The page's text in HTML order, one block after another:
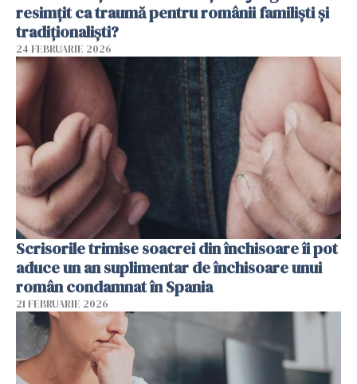
resimțit ca traumă pentru românii familiști și
tradiționaliști?
24 FEBRUARIE 2026
Scrisorile trimise soacrei din închisoare îi pot
aduce un an suplimentar de închisoare unui
român condamnat în Spania
21 FEBRUARIE 2026